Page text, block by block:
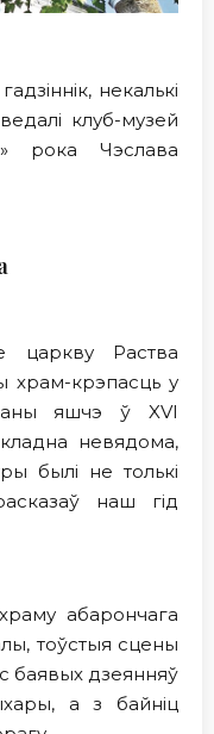
некалькi
клуб-музей
рока Чэслава
царкву Раства
храм-крэпасць у
яшчэ ў XVI
невядома,
былі не толькі
наш гiд
абарончага
тоўстыя сцены
баявых дзеянняў
а з байніц